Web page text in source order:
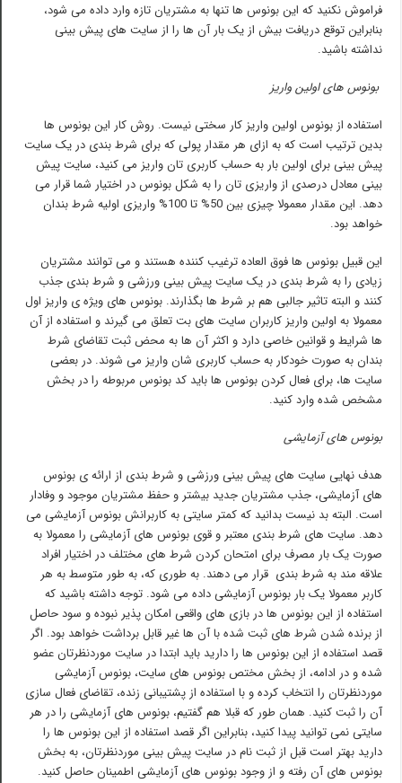
فراموش نکنید که این بونوس ها تنها به مشتریان تازه وارد داده می شود،
بنابراین توقع دریافت بیش از یک بار آن ها را از سایت های پیش بینی
نداشته باشید.
بونوس های اولین واریز
استفاده از بونوس اولین واریز کار سختی نیست. روش کار این بونوس ها
بدین ترتیب است که به ازای هر مقدار پولی که برای شرط بندی در یک سایت
پیش بینی برای اولین بار به حساب کاربری تان واریز می کنید، سایت پیش
بینی معادل درصدی از واریزی تان را به شکل بونوس در اختیار شما قرار می
دهد. این مقدار معمولا چیزی بین 50% تا 100% واریزی اولیه شرط بندان
خواهد بود.
این قبیل بونوس ها فوق العاده ترغیب کننده هستند و می توانند مشتریان
زیادی را به شرط بندی در یک سایت پیش بینی ورزشی و شرط بندی جذب
کنند و البته تاثیر جالبی هم بر شرط ها بگذارند. بونوس های ویژه ی واریز اول
معمولا به اولین واریز کاربران سایت های بت تعلق می گیرند و استفاده از آن
ها شرایط و قوانین خاصی دارد و اکثر آن ها به محض ثبت تقاضای شرط
بندان به صورت خودکار به حساب کاربری شان واریز می شوند. در بعضی
سایت ها، برای فعال کردن بونوس ها باید کد بونوس مربوطه را در بخش
مشخص شده وارد کنید.
بونوس های آزمایشی
هدف نهایی سایت های پیش بینی ورزشی و شرط بندی از ارائه ی بونوس
های آزمایشی، جذب مشتریان جدید بیشتر و حفظ مشتریان موجود و وفادار
است. البته بد نیست بدانید که کمتر سایتی به کاربرانش بونوس آزمایشی می
دهد. سایت های شرط بندی معتبر و قوی بونوس های آزمایشی را معمولا به
صورت یک بار مصرف برای امتحان کردن شرط های مختلف در اختیار افراد
علاقه مند به شرط بندی قرار می دهند. به طوری که، به طور متوسط به هر
کاربر معمولا یک بار بونوس آزمایشی داده می شود. توجه داشته باشید که
استفاده از این بونوس ها در بازی های واقعی امکان پذیر نبوده و سود حاصل
از برنده شدن شرط های ثبت شده با آن ها غیر قابل برداشت خواهد بود. اگر
قصد استفاده از این بونوس ها را دارید باید ابتدا در سایت موردنظرتان عضو
شده و در ادامه، از بخش مختص بونوس های سایت، بونوس آزمایشی
موردنظرتان را انتخاب کرده و با استفاده از پشتیبانی زنده، تقاضای فعال سازی
آن را ثبت کنید. همان طور که قبلا هم گفتیم، بونوس های آزمایشی را در هر
سایتی نمی توانید پیدا کنید، بنابراین اگر قصد استفاده از این بونوس ها را
دارید بهتر است قبل از ثبت نام در سایت پیش بینی موردنظرتان، به بخش
بونوس های آن رفته و از وجود بونوس های آزمایشی اطمینان حاصل کنید.